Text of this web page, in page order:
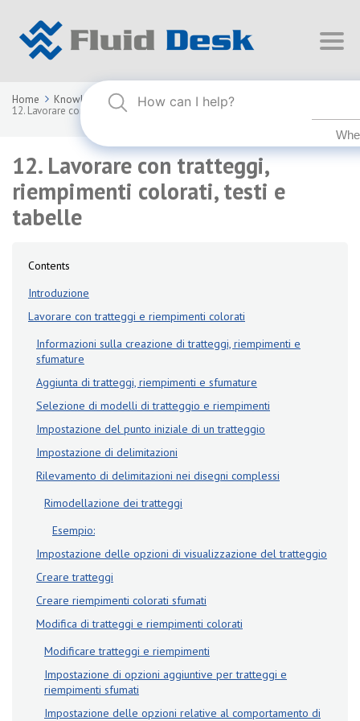
Home Knowledge Base
FLUID DESK BIM 2025
12. Lavorare con tratteggi, riempimenti colorati, testi e tabelle
12. Lavorare con tratteggi,
riempimenti colorati, testi e
tabelle
Contents
Introduzione
Lavorare con tratteggi e riempimenti colorati
Informazioni sulla creazione di tratteggi, riempimenti e
sfumature
Aggiunta di tratteggi, riempimenti e sfumature
Selezione di modelli di tratteggio e riempimenti
Impostazione del punto iniziale di un tratteggio
Impostazione di delimitazioni
Rilevamento di delimitazioni nei disegni complessi
Rimodellazione dei tratteggi
Esempio:
Impostazione delle opzioni di visualizzazione del tratteggio
Creare tratteggi
Creare riempimenti colorati sfumati
Modifica di tratteggi e riempimenti colorati
Modificare tratteggi e riempimenti
Impostazione di opzioni aggiuntive per tratteggi e
riempimenti sfumati
Impostazione delle opzioni relative al comportamento di